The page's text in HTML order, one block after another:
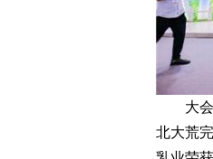
大会现
北大荒